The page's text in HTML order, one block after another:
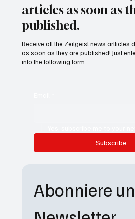
articles as soon as
published.
Subscribe
Receive all the Zeitgeist news artticles
as soon as they are published! Just
into the following form.
Abonniere